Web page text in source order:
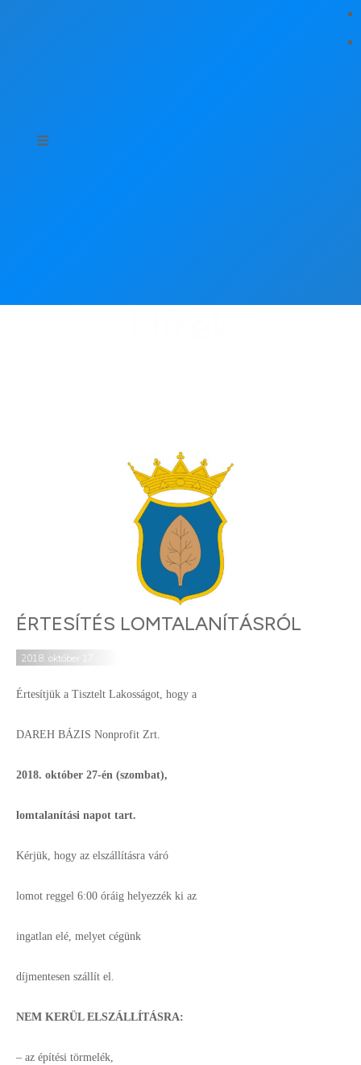
ÉRTESÍTÉS LOMTALANÍTÁSRÓL
2018. október 17.
Értesítjük a Tisztelt Lakosságot, hogy a
DAREH BÁZIS Nonprofit Zrt.
2018. október 27-én (szombat),
lomtalanítási napot tart.
Kérjük, hogy az elszállításra váró
lomot reggel 6:00 óráig helyezzék ki az
ingatlan elé, melyet cégünk
díjmentesen szállít el.
NEM KERÜL ELSZÁLLÍTÁSRA:
– az építési törmelék,